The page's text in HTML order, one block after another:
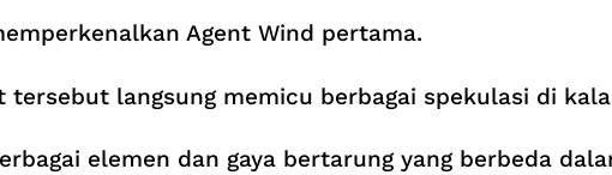
Agent Wind pertama.
langsung memicu berbagai spekulasi di
elemen dan gaya bertarung yang berbeda